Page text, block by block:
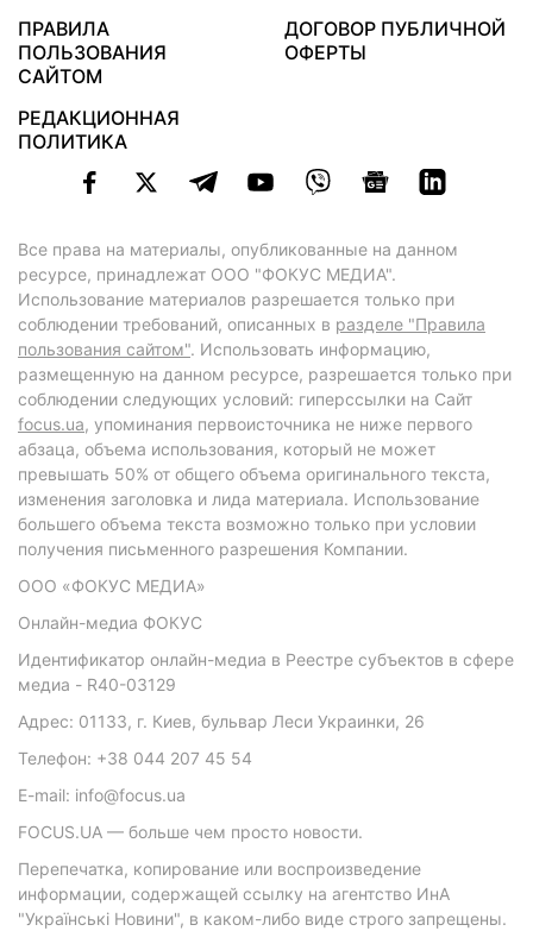
ПРАВИЛА
ПОЛЬЗОВАНИЯ
САЙТОМ
ДОГОВОР ПУБЛИЧНОЙ
ОФЕРТЫ
РЕДАКЦИОННАЯ
ПОЛИТИКА
Все права на материалы, опубликованные на данном
ресурсе, принадлежат ООО "ФОКУС МЕДИА".
Использование материалов разрешается только при
соблюдении требований, описанных в разделе "Правила
пользования сайтом". Использовать информацию,
размещенную на данном ресурсе, разрешается только при
соблюдении следующих условий: гиперссылки на Сайт
focus.ua, упоминания первоисточника не ниже первого
абзаца, объема использования, который не может
превышать 50% от общего объема оригинального текста,
изменения заголовка и лида материала. Использование
большего объема текста возможно только при условии
получения письменного разрешения Компании.
ООО «ФОКУС МЕДИА»
Онлайн-медиа ФОКУС
Идентификатор онлайн-медиа в Реестре субъектов в сфере
медиа - R40-03129
Адрес: 01133, г. Киев, бульвар Леси Украинки, 26
Телефон: +38 044 207 45 54
E-mail: info@focus.ua
FOCUS.UA — больше чем просто новости.
Перепечатка, копирование или воспроизведение
информации, содержащей ссылку на агентство ИнА
"Українські Новини", в каком-либо виде строго запрещены.